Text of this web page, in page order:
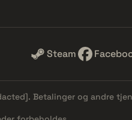
Steam
. Betalinger og andre